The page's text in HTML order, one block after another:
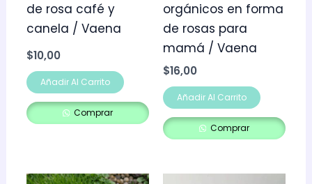
de rosa café y
canela / Vaena
$10,00
Añadir Al Carrito
Comprar
orgánicos en forma
de rosas para
mamá / Vaena
$16,00
Añadir Al Carrito
Comprar